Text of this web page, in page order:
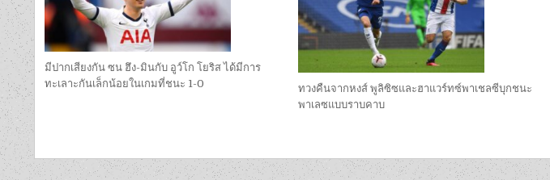
มีปากเสียงกัน ซน ฮึง-มินกับ อูว์โก โยริส ได้มีการ
ทะเลาะกันเล็กน้อยในเกมที่ชนะ 1-0
ทวงคืนจากหงส์ พูลิซิซและฮาแวร์ทซ์พาเชลซีบุกชนะ
พาเลซแบบราบคาบ